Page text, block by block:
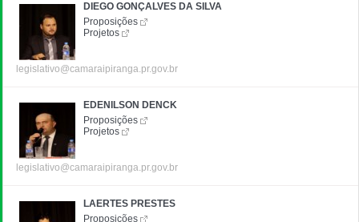
DIEGO GONÇALVES DA SILVA
Proposições
Projetos
legislativo@camaraipiranga.pr.gov.br
EDENILSON DENCK
Proposições
Projetos
legislativo@camaraipiranga.pr.gov.br
LAERTES PRESTES
Proposições